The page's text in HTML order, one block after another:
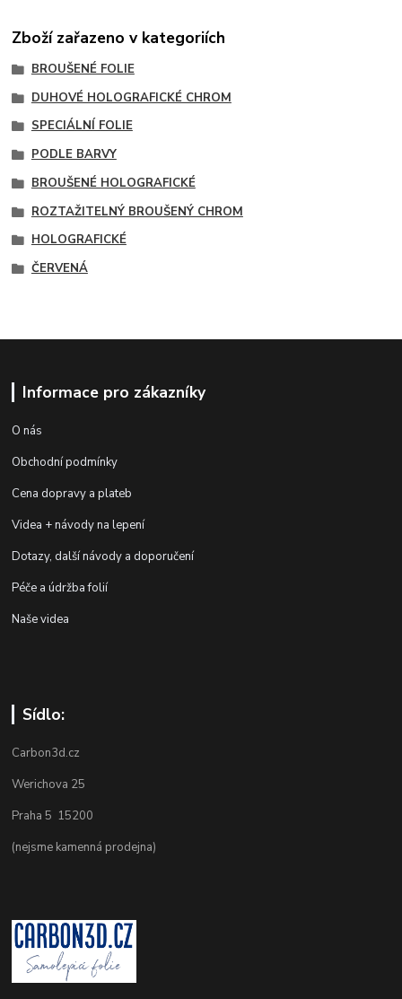
Zboží zařazeno v kategoriích
BROUŠENÉ FOLIE
DUHOVÉ HOLOGRAFICKÉ CHROM
SPECIÁLNÍ FOLIE
PODLE BARVY
BROUŠENÉ HOLOGRAFICKÉ
ROZTAŽITELNÝ BROUŠENÝ CHROM
HOLOGRAFICKÉ
ČERVENÁ
Informace pro zákazníky
O nás
Obchodní podmínky
Cena dopravy a plateb
Videa + návody na lepení
Dotazy, další návody a doporučení
Péče a údržba folií
Naše videa
Sídlo:
Carbon3d.cz
Werichova 25
Praha 5 15200
(nejsme kamenná prodejna)